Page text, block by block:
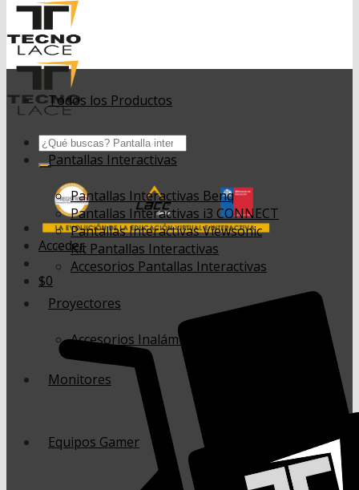
Buscar
por:
Acceder
$0
Todos los Productos
Pantallas Interactivas
Pantallas Interactivas Benq
Pantallas Interactivas i3 CONNECT
Pantallas Interactivas Viewsonic
Kit Pantallas Interactivas
Accesorios Pantallas Interactivas
Proyectores
Accesorios Inalámbricos
Monitores
Equipos Gamer